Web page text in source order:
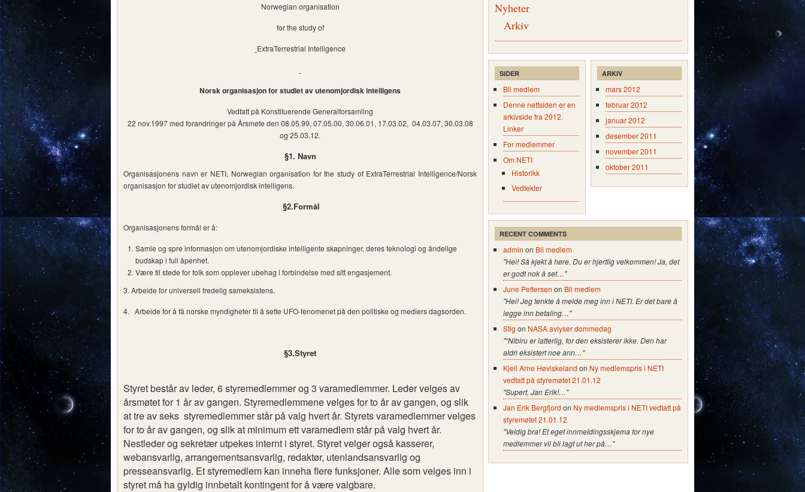
Norwegian organisation
for the study of
ExtraTerrestrial Intelligence
Norsk organisasjon for studiet av utenomjordisk intelligens
Vedtatt på Konstituerende Generalforsamling
22 nov.1997 med forandringer på Årsmøte den 08.05.99, 07.05.00, 30.06.01, 17.03.02, 04.03.07, 30.03.08
og 25.03.12.
§1. Navn
Organisasjonens navn er NETI, Norwegian organisation for the study of ExtraTerrestrial Intelligence/Norsk
organisasjon for studiet av utenomjordisk intelligens.
§2.Formål
Organisasjonens formål er å:
Samle og spre informasjon om utenomjordiske intelligente skapninger, deres teknologi og åndelige
budskap i full åpenhet.
Være til stede for folk som opplever ubehag i forbindelse med sitt engasjement.
3. Arbeide for universell fredelig sameksistens.
4. Arbeide for å få norske myndigheter til å sette UFO-fenomenet på den politiske og mediers dagsorden.
§3.Styret
Styret består av leder, 6 styremedlemmer og 3 varamedlemmer. Leder velges av
årsmøtet for 1 år av gangen. Styremedlemmene velges for to år av gangen, og slik
at tre av seks styremedlemmer står på valg hvert år. Styrets varamedlemmer velges
for to år av gangen, og slik at minimum ett varamedlem står på valg hvert år.
Nestleder og sekretær utpekes internt i styret. Styret velger også kasserer,
webansvarlig, arrangementsansvarlig, redaktør, utenlandsansvarlig og
presseansvarlig. Et styremedlem kan inneha flere funksjoner. Alle som velges inn i
styret må ha gyldig innbetalt kontingent for å være valgbare.
Nyheter
Arkiv
SIDER
Bli medlem
Denne nettsiden er en
arkivside fra 2012.
Linker
For medlemmer
Om NETI
Historikk
Vedtekter
ARKIV
mars 2012
februar 2012
januar 2012
desember 2011
november 2011
oktober 2011
RECENT COMMENTS
admin on Bli medlem
"Hei! Så kjekt å høre. Du er hjertlig velkommen! Ja, det
er godt nok å set…"
June Pettersen on Bli medlem
"Hei! Jeg tenkte å melde meg inn i NETI. Er det bare å
legge inn betaling…"
Stig on NASA avlyser dommedag
"“Nibiru er latterlig, for den eksisterer ikke. Den har
aldri eksistert noe ann…"
Kjell Arne Høviskeland on Ny medlemspris i NETI
vedtatt på styremøtet 21.01.12
"Supert, Jan Erik!…"
Jan Erik Bergfjord on Ny medlemspris i NETI vedtatt på
styremøtet 21.01.12
"Veldig bra! Et eget innmeldingsskjema for nye
medlemmer vil bli lagt ut her på…"